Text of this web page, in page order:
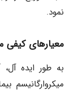
نمود.
معیارهای کیفی
به طور ایده
میکروارگانیسم